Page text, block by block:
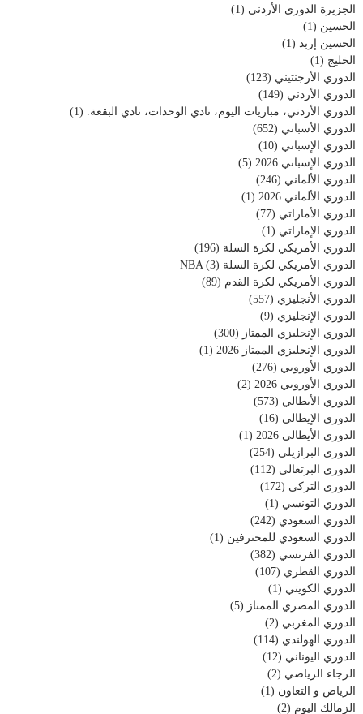
الجزيرة الدوري الأردني (1)
الحسين (1)
الحسين إربد (1)
الخليج (1)
الدوري الأرجنتيني (123)
الدوري الأردني (149)
الدوري الأردني، مباريات اليوم، نادي الوحدات، نادي البقعة. (1)
الدوري الأسباني (652)
الدوري الإسباني (10)
الدوري الإسباني 2026
(5)
الدوري الألماني (246)
الدوري الألماني 2026
(1)
الدوري الأماراتي (77)
الدوري الإماراتي (1)
الدوري الأمريكي لكرة السلة (196)
الدوري الأمريكي لكرة السلة NBA (3)
الدوري الأمريكي لكرة القدم (89)
الدوري الأنجليزي (557)
الدوري الإنجليزي (9)
الدوري الإنجليزي الممتاز (300)
الدوري الإنجليزي الممتاز 2026
(1)
الدوري الأوروبي (276)
الدوري الأوروبي 2026
(2)
الدوري الأيطالي (573)
الدوري الإيطالي (16)
الدوري الأيطالي 2026
(1)
الدوري البرازيلي (254)
الدوري البرتغالي (112)
الدوري التركي (172)
الدوري التونسي (1)
الدوري السعودي (242)
الدوري السعودي للمحترفين (1)
الدوري الفرنسي (382)
الدوري القطري (107)
الدوري الكويتي (1)
الدوري المصري الممتاز (5)
الدوري المغربي (2)
الدوري الهولندي (114)
الدوري اليوناني (12)
الرجاء الرياضي (2)
الرياض و التعاون (1)
الزمالك اليوم (2)